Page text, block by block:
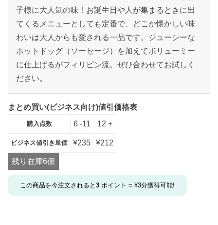
子様に大人気の味！お誕生日や人が集まるときに出
てくるメニューとしても定番で、どこか懐かしい味
わいは大人からも愛される一品です。ジューシーな
ホットドッグ（ソーセージ）を加えてボリューミー
に仕上げるがフィリピン流。ぜひ合わせてお試しく
ださい。
まとめ買い(ビジネス向け)値引価格表
購入点数 6 -11 12 +
ビジネス値引き単価 ¥235 ¥212
残り在庫6個
この商品を今注文されると 3 ポイント = ¥3分獲得可能!